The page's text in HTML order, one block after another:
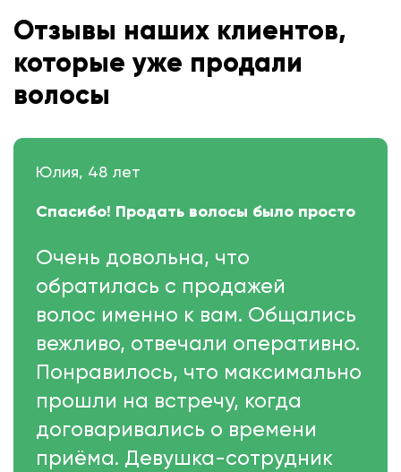
Отзывы наших клиентов,
которые уже продали
волосы
Юлия, 48 лет
Спасибо! Продать волосы было просто
Очень довольна, что
обратилась с продажей
волос именно к вам. Общались
вежливо, отвечали оперативно.
Понравилось, что максимально
прошли на встречу, когда
договаривались о времени
приёма. Девушка-сотрудник